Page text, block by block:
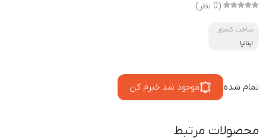
(0 نظر)
ساخت کشور
ایتالیا
تمام شده موجود شد خبرم کن
محصولات مرتبط